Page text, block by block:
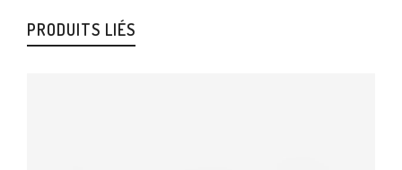
PRODUITS LIÉS